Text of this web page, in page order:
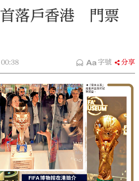
落戶香港 門票
00:38 字號 分享